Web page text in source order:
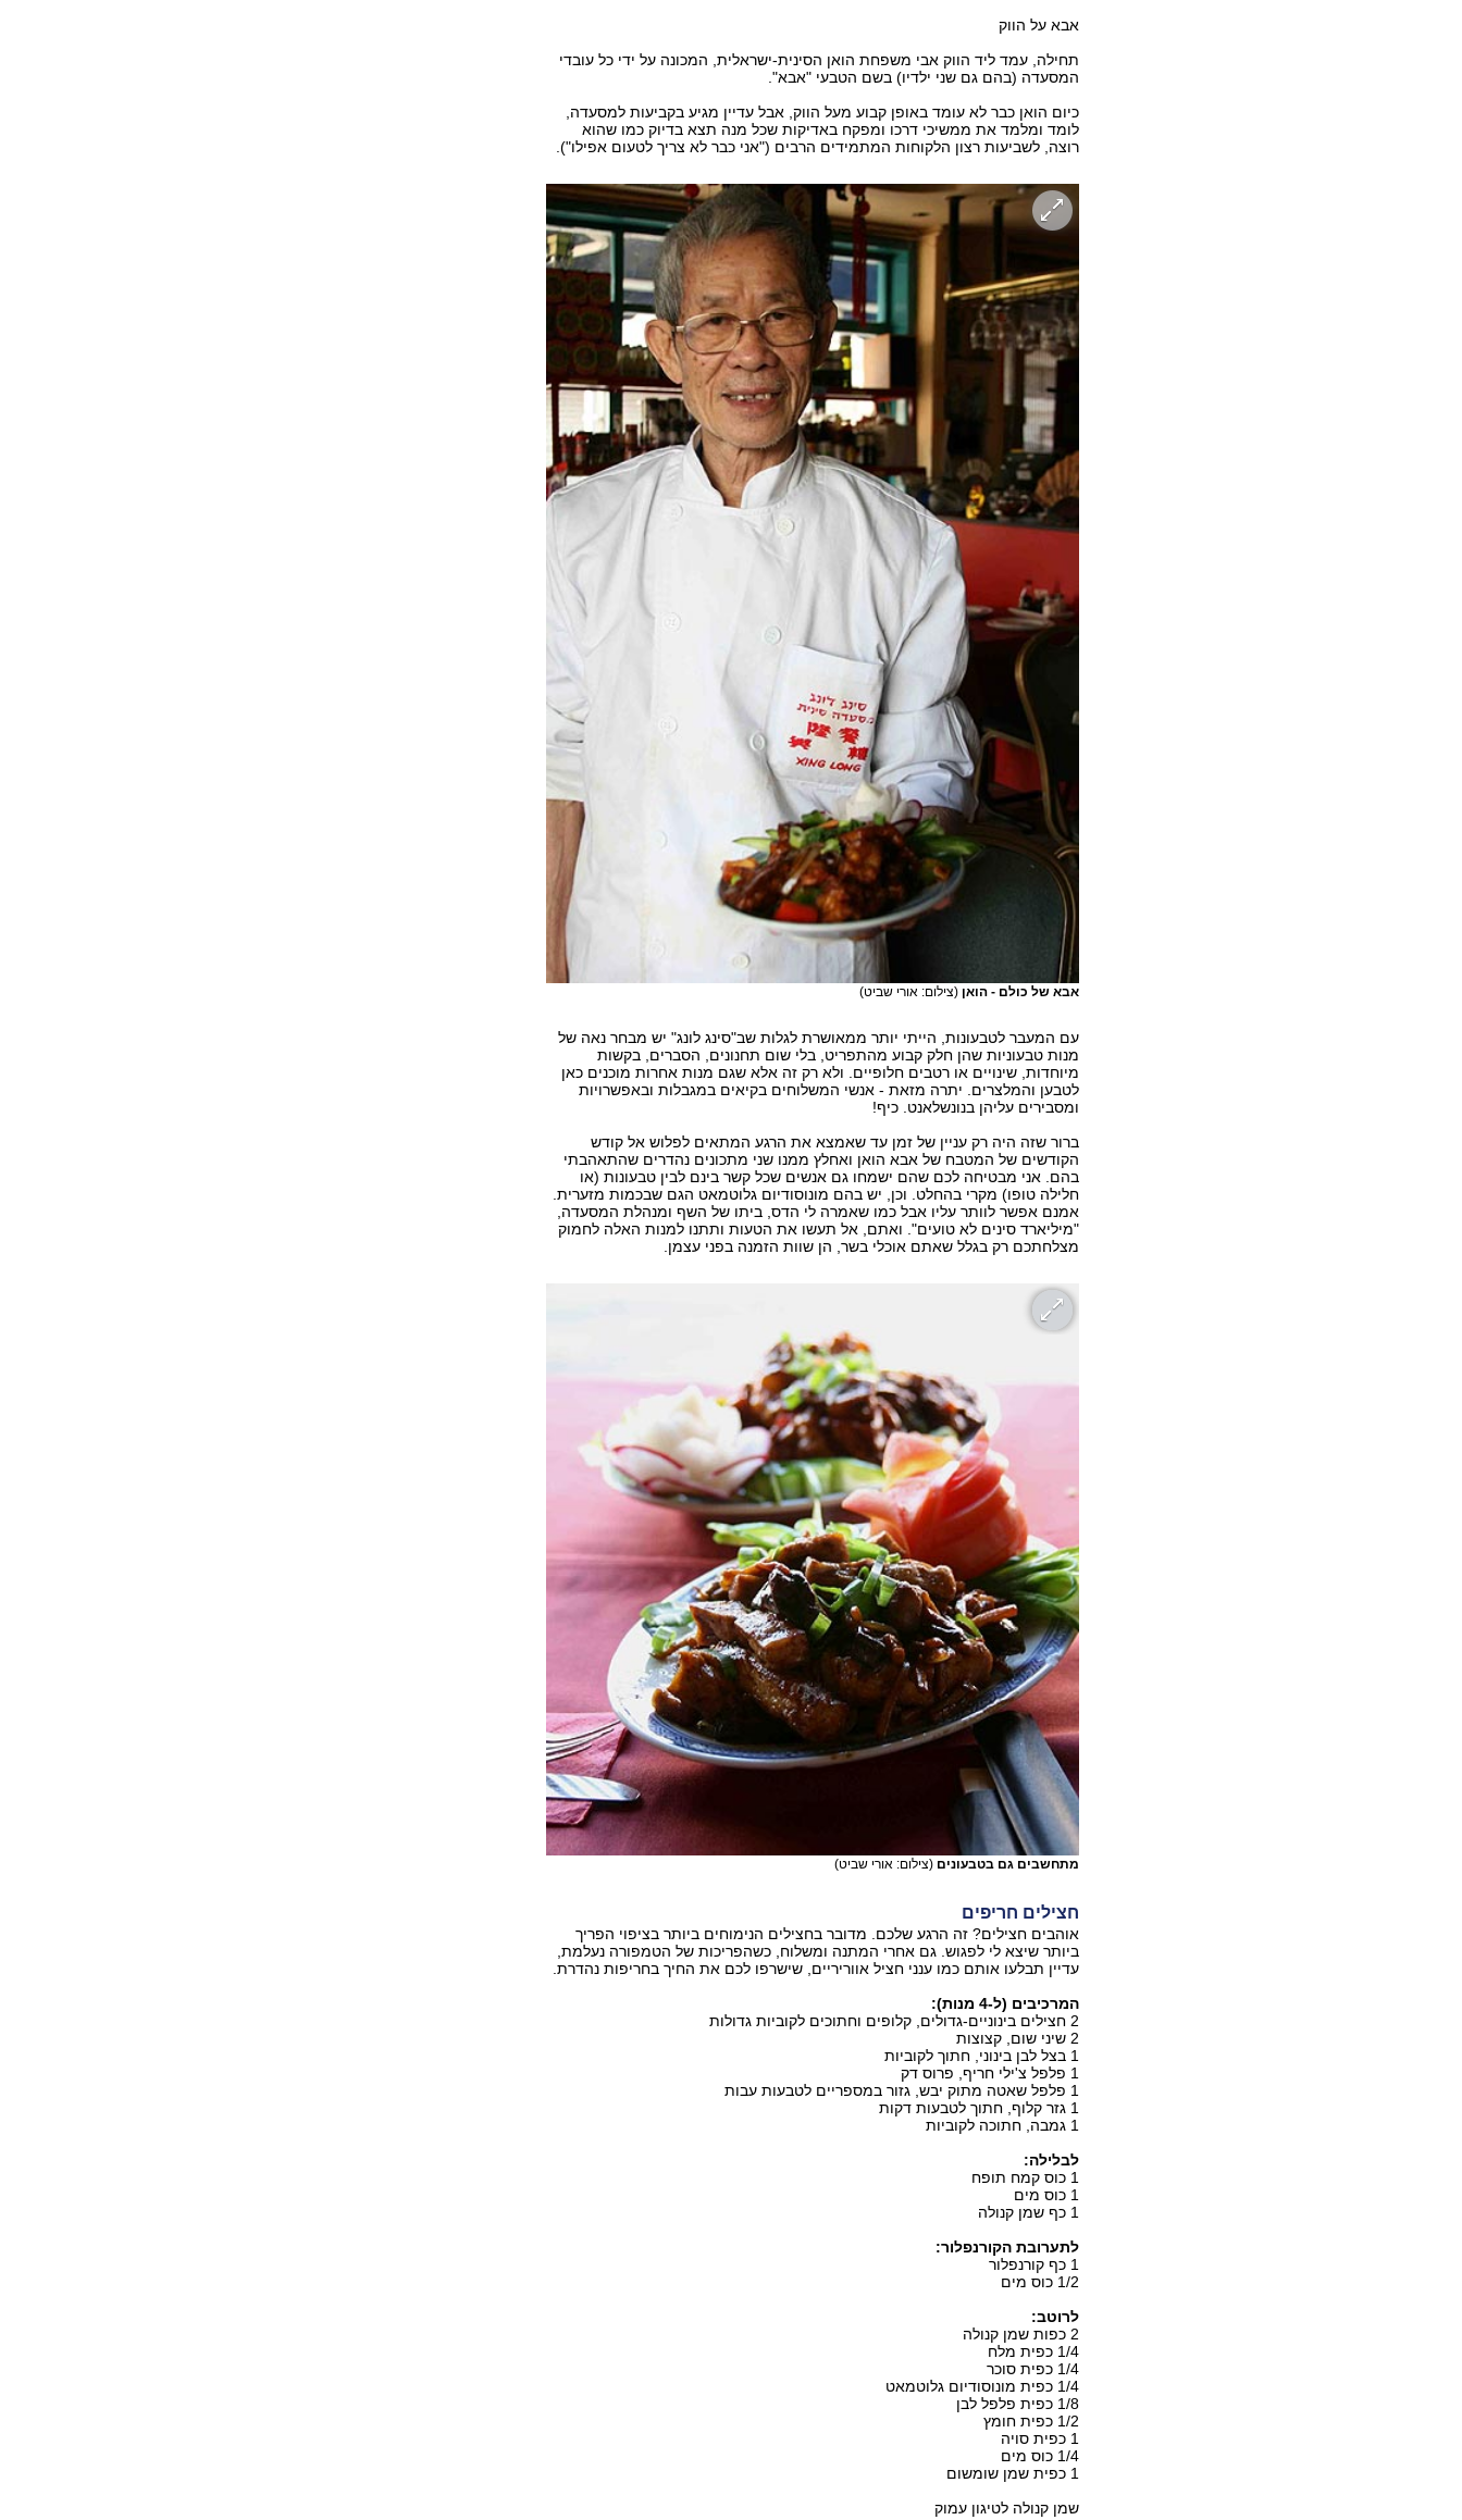
אבא על הווק
תחילה, עמד ליד הווק אבי משפחת הואן הסינית-ישראלית, המכונה על ידי כל עובדי
המסעדה (בהם גם שני ילדיו) בשם הטבעי "אבא".
כיום הואן כבר לא עומד באופן קבוע מעל הווק, אבל עדיין מגיע בקביעות למסעדה,
לומד ומלמד את ממשיכי דרכו ומפקח באדיקות שכל מנה תצא בדיוק כמו שהוא
רוצה, לשביעות רצון הלקוחות המתמידים הרבים ("אני כבר לא צריך לטעום אפילו").
אבא של כולם - הואן (צילום: אורי שביט)
עם המעבר לטבעונות, הייתי יותר ממאושרת לגלות שב"סינג לונג" יש מבחר נאה של
מנות טבעוניות שהן חלק קבוע מהתפריט, בלי שום תחנונים, הסברים, בקשות
מיוחדות, שינויים או רטבים חלופיים. ולא רק זה אלא שגם מנות אחרות מוכנים כאן
לטבען והמלצרים. יתרה מזאת - אנשי המשלוחים בקיאים במגבלות ובאפשרויות
ומסבירים עליהן בנונשלאנט. כיף!
ברור שזה היה רק עניין של זמן עד שאמצא את הרגע המתאים לפלוש אל קודש
הקודשים של המטבח של אבא הואן ואחלץ ממנו שני מתכונים נהדרים שהתאהבתי
בהם. אני מבטיחה לכם שהם ישמחו גם אנשים שכל קשר בינם לבין טבעונות (או
חלילה טופו) מקרי בהחלט. וכן, יש בהם מונוסודיום גלוטמאט הגם שבכמות מזערית.
אמנם אפשר לוותר עליו אבל כמו שאמרה לי הדס, ביתו של השף ומנהלת המסעדה,
"מיליארד סינים לא טועים". ואתם, אל תעשו את הטעות ותתנו למנות האלה לחמוק
מצלחתכם רק בגלל שאתם אוכלי בשר, הן שוות הזמנה בפני עצמן.
מתחשבים גם בטבעונים (צילום: אורי שביט)
חצילים חריפים
אוהבים חצילים? זה הרגע שלכם. מדובר בחצילים הנימוחים ביותר בציפוי הפריך
ביותר שיצא לי לפגוש. גם אחרי המתנה ומשלוח, כשהפריכות של הטמפורה נעלמת,
עדיין תבלעו אותם כמו ענני חציל אווריריים, שישרפו לכם את החיך בחריפות נהדרת.
המרכיבים (ל-4 מנות):
2 חצילים בינוניים-גדולים, קלופים וחתוכים לקוביות גדולות
2 שיני שום, קצוצות
1 בצל לבן בינוני, חתוך לקוביות
1 פלפל צ'ילי חריף, פרוס דק
1 פלפל שאטה מתוק יבש, גזור במספריים לטבעות עבות
1 גזר קלוף, חתוך לטבעות דקות
1 גמבה, חתוכה לקוביות
לבלילה:
1 כוס קמח תופח
1 כוס מים
1 כף שמן קנולה
לתערובת הקורנפלור:
1 כף קורנפלור
1/2 כוס מים
לרוטב:
2 כפות שמן קנולה
1/4 כפית מלח
1/4 כפית סוכר
1/4 כפית מונוסודיום גלוטמאט
1/8 כפית פלפל לבן
1/2 כפית חומץ
1 כפית סויה
1/4 כוס מים
1 כפית שמן שומשום
שמן קנולה לטיגון עמוק